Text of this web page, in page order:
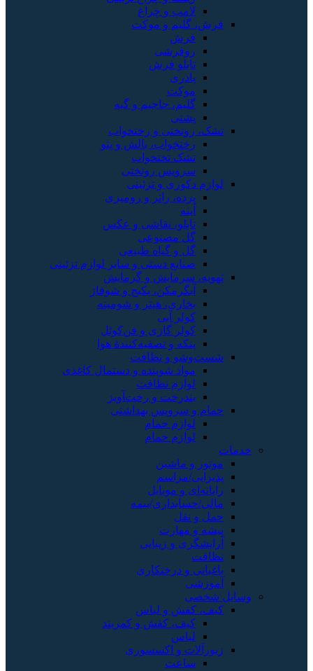
لامپ و چراغ
فرش، گلیم و موکت
فرش
روفرشی
تابلو فرش
پادری
موکت
گلیم، جاجیم و گبه
پشتی
تشک، روتختی و رختخواب
رختخواب، بالش و پتو
تشک تختخواب
سرویس روتختی
لوازم دکوری و تزئینی
پرده، رانر و رومیزی
تابلو، نقاشی و عکس
گل مصنوعی
گل و گیاه طبیعی
صنایع دستی و سایر لوازم تزئینی
تهویه، سرمایش و گرمایش
آبگرمکن، پکیج و شوفاژ
بخاری، هیتر و شومینه
کولر آبی
کولر گازی و فن‌کوئل
پنکه و تصفیه‌کنندهٔ هوا
شست‌وشو و نظافت
مواد شوینده و دستمال کاغذی
لوازم نظافت
بندرخت و رخت‌آویز
حمام و سرویس بهداشتی
لوازم حمام
لوازم حمام
خدمات
موتور و ماشین
پذیرایی/مراسم
رایانه‌ای و موبایل
مالی/حسابداری/بیمه
حمل و نقل
پیشه و مهارت
آرایشگری و زیبایی
نظافت
باغبانی و درختکاری
آموزشی
وسایل شخصی
کیف، کفش و لباس
کیف، کفش و کمربند
لباس
زیورآلات و اکسسوری
ساعت